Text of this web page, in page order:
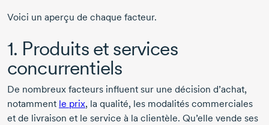
Voici un aperçu de chaque facteur.
1. Produits et services
concurrentiels
De nombreux facteurs influent sur une décision d’achat,
notamment le prix, la qualité, les modalités commerciales
et de livraison et le service à la clientèle. Qu’elle vende ses